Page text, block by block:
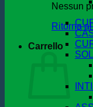
Nessun
Ritorna
Carrello